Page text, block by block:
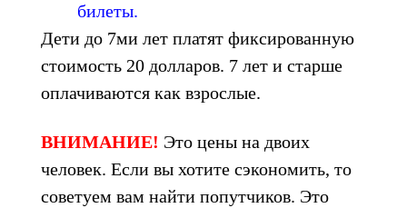
билеты.
Дети до 7ми лет платят фиксированную
стоимость 20 долларов. 7 лет и старше
оплачиваются как взрослые.
ВНИМАНИЕ! Это цены на двоих
человек. Если вы хотите сэкономить, то
советуем вам найти попутчиков. Это